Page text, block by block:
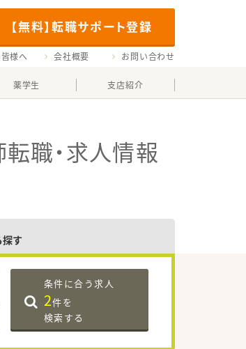
【無料】転職サポート登録
様へ 会社概要 お問い合わせ
薬学生 支店紹介
職・求人情報
す
条件に合う求人
2件を
検索する